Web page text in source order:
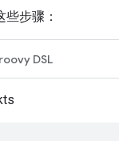
步骤：
DSL